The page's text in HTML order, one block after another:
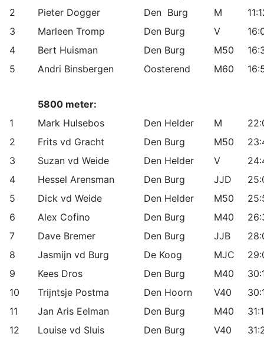
2
Pieter Dogger Den Burg M
3
Marleen Tromp Den Burg V
4
Bert Huisman Den Burg M50
5
Andri Binsbergen Oosterend M60
5800 meter:
1
Mark Hulsebos Den Helder M
2
Frits vd Gracht Den Burg M50
3
Suzan vd Weide Den Helder V
4
Hessel Arensman Den Burg JJD
5
Dick vd Weide Den Helder M50
6
Alex Cofino Den Burg M40
7
Dave Bremer Den Burg JJB
8
Jasmijn vd Burg De Koog MJC
9
Kees Dros Den Burg M40
10
Trijntsje Postma Den Hoorn V40
11
Jan Aris Eelman Den Burg M40
12
Louise vd Sluis Den Burg V40